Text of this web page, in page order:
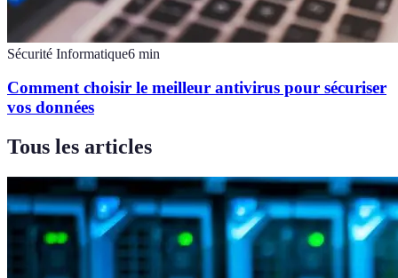
Sécurité Informatique6 min
Comment choisir le meilleur antivirus pour sécuriser
vos données
Tous les articles